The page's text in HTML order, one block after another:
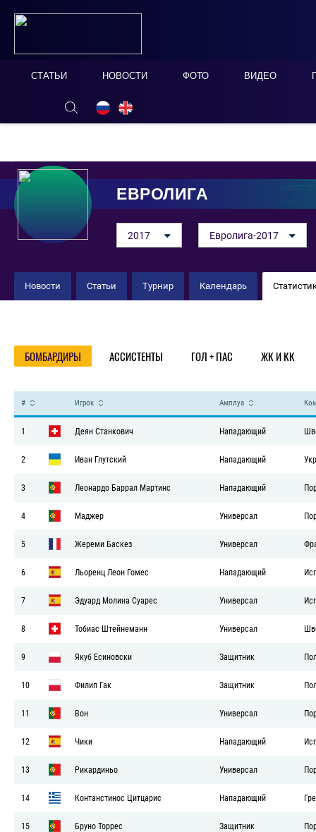
СТАТЬИ НОВОСТИ ФОТО ВИДЕО
ОНЛАЙН ТАБЛО СКРЫТЬ
ЕВРОЛИГА
2017 Евролига-2017
Новости Статьи Турнир Календарь
БОМБАРДИРЫ АССИСТЕНТЫ ГОЛ + ПАС ЖК И КК
# Игрок Амплуа
1 Деян Станкович Нападающий
2 Иван Глутский Нападающий
3 Леонардо Баррал Мартинс Нападающий
4 Маджер Универсал
5 Жереми Баскез Универсал
6 Льоренц Леон Гомес Нападающий
7 Эдуард Молина Суарес Универсал
8 Тобиас Штейнеманн Универсал
9 Якуб Есиновски Защитник
10 Филип Гак Защитник
11 Вон Универсал
12 Чики Нападающий
13 Рикардиньо Универсал
14 Контанстинос Цитцарис Нападающий
15 Бруно Торрес Защитник